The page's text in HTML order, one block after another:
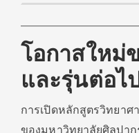
โอกาสใหม่
และรุ่นต่อไป
การเปิดหลักสูตรวิทยา
ของมหาวิทยาลัยศิลปาก